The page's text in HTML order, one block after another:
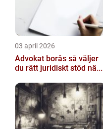
03 april 2026
Advokat borås så väljer
du rätt juridiskt stöd nä...